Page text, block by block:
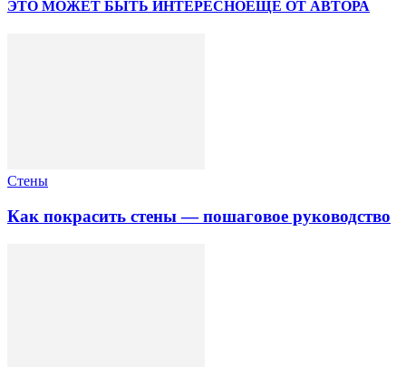
ЭТО МОЖЕТ БЫТЬ ИНТЕРЕСНОЕЩЕ ОТ АВТОРА
Стены
Как покрасить стены — пошаговое руководство